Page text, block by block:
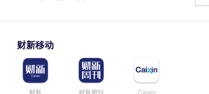
财新移动
财新 财新周刊 Caixin